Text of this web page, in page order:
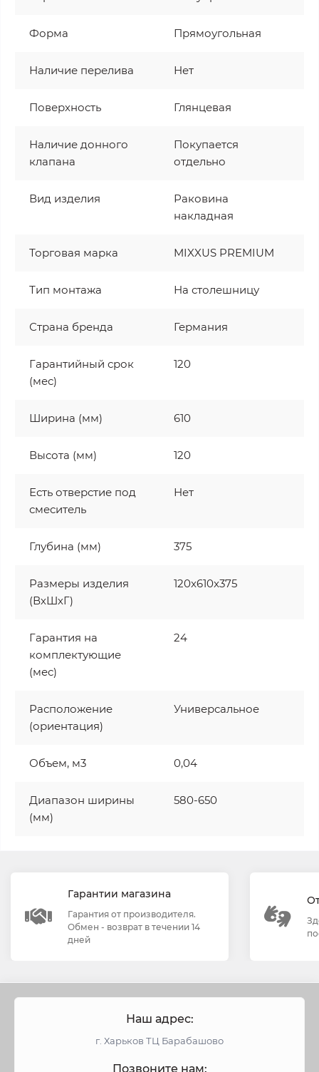
Форма Прямоугольная
Наличие перелива Нет
Поверхность Глянцевая
Наличие донного
клапана
Покупается
отдельно
Вид изделия
Раковина
накладная
Торговая марка MIXXUS PREMIUM
Тип монтажа На столешницу
Страна бренда Германия
Гарантийный срок
(мес)
120
Ширина (мм) 610
Высота (мм) 120
Есть отверстие под
смеситель
Нет
Глубина (мм) 375
Размеры изделия
(ВхШхГ)
120x610x375
Гарантия на
комплектующие
(мес)
24
Расположение
(ориентация)
Универсальное
Объем, м3 0,04
Диапазон ширины
(мм)
580-650
Гарантии магазина
Гарантия от производителя.
Обмен - возврат в течении 14
дней
Наш адрес:
г. Харьков ТЦ Барабашово
Позвоните нам: